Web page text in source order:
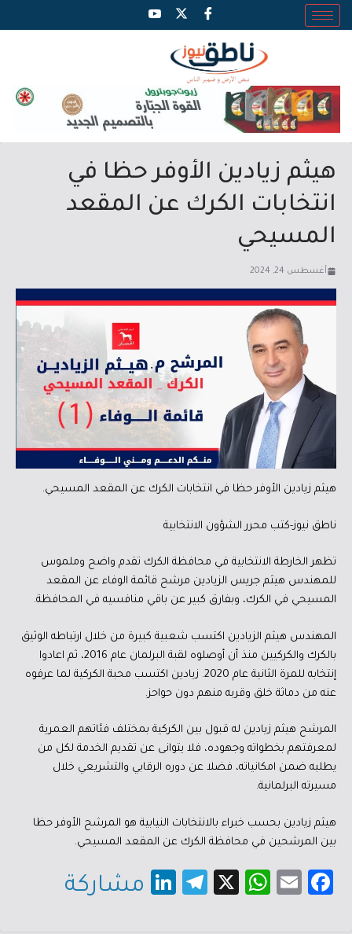
هيثم زيادين الأوفر حظا في
انتخابات الكرك عن المقعد
المسيحي
أغسطس 24, 2024
هيثم زيادين الأوفر حظا في انتخابات الكرك عن المقعد المسيحي.
ناطق نيوز-كتب محرر الشؤون الانتخابية
تظهر الخارطة الانتخابية في محافظة الكرك تقدم واضح وملموس
للمهندس هيثم جريس الزيادين مرشح قائمة الوفاء عن المقعد
المسيحي في الكرك، وبفارق كبير عن باقي منافسيه في المحافظة.
المهندس هيثم الزيادين اكتسب شعبية كبيرة من خلال ارتباطه الوثيق
بالكرك والكركيين منذ أن أوصلوه لقبة البرلمان عام 2016، ثم اعادوا
إنتخابه للمرة الثانية عام 2020. زيادين اكتسب محبة الكركية لما عرفوه
عنه من دماثة خلق وقربه منهم دون حواحز.
المرشح هيثم زيادين له قبول بين الكركية بمختلف فئاتهم العمرية
لمعرفتهم بخطواته وجهوده، فلا يتوانى عن تقديم الخدمة لكل من
يطلبه ضمن امكانياته، فضلا عن دوره الرقابي والتشريعي خلال
مسيرته البرلمانية.
هيثم زيادين بحسب خبراء بالانتخابات النيابية هو المرشح الأوفر حظا
بين المرشحين في محافظة الكرك عن المقعد المسيحي.
Fa
E
W
X
Te
Li
مشاركة